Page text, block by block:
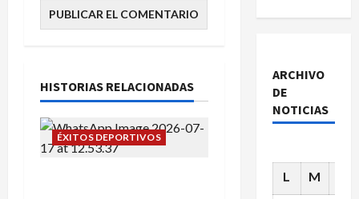
HISTORIAS RELACIONADAS
ÉXITOS DEPORTIVOS
ARCHIVO
DE
NOTICIAS
L M